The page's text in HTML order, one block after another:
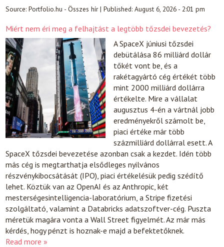
Source:Portfolio.hu - Összes hír|Published:August 6, 2026 - 2:01 pm
Miért nem éri meg a felhajtást a legtöbb tőzsdei bevezetés?
A SpaceX júniusi tőzsdei
debütálása 86 milliárd dollár
tőkét vont be, és a
rakétagyártó cég értékét több
mint 2000 milliárd dollárra
értékelte. Mire a vállalat
augusztus 4-én a vártnál jobb
eredményekről számolt be,
piaci értéke már több
százmilliárd dollárral esett. A
SpaceX tőzsdei bevezetése azonban csak a kezdet. Idén több
más cég is megtarthatja elsődleges nyilvános
részvénykibocsátását (IPO), piaci értékelésük pedig szédítő
lehet. Köztük van az OpenAI és az Anthropic, két
mesterségesintelligencia-laboratórium, a Stripe fizetési
szolgáltató, valamint a Databricks adatszoftver-cég. Puszta
méretük magára vonta a Wall Street figyelmét. Az már más
kérdés, hogy pénzt is hoznak-e majd a befektetőknek.
Read more »